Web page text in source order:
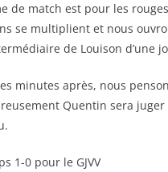
de match est pour les
se multiplient et nous
de Louison d’une
minutes après, nous
Quentin sera
1-0 pour le GJVV